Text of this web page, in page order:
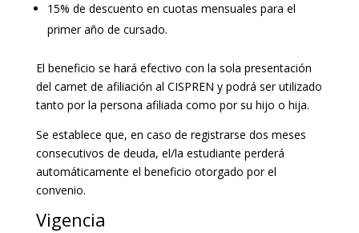
15% de descuento en cuotas mensuales para el
primer año de cursado.
El beneficio se hará efectivo con la sola presentación
del carnet de afiliación al CISPREN y podrá ser utilizado
tanto por la persona afiliada como por su hijo o hija.
Se establece que, en caso de registrarse dos meses
consecutivos de deuda, el/la estudiante perderá
automáticamente el beneficio otorgado por el
convenio.
Vigencia